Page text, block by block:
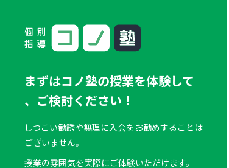
まずはコノ塾の授業を体験して
、 ご検討ください！
しつこい勧誘や無理に入会をお勧めすることは
ございません。
授業の雰囲気を実際にご体験いただけます。